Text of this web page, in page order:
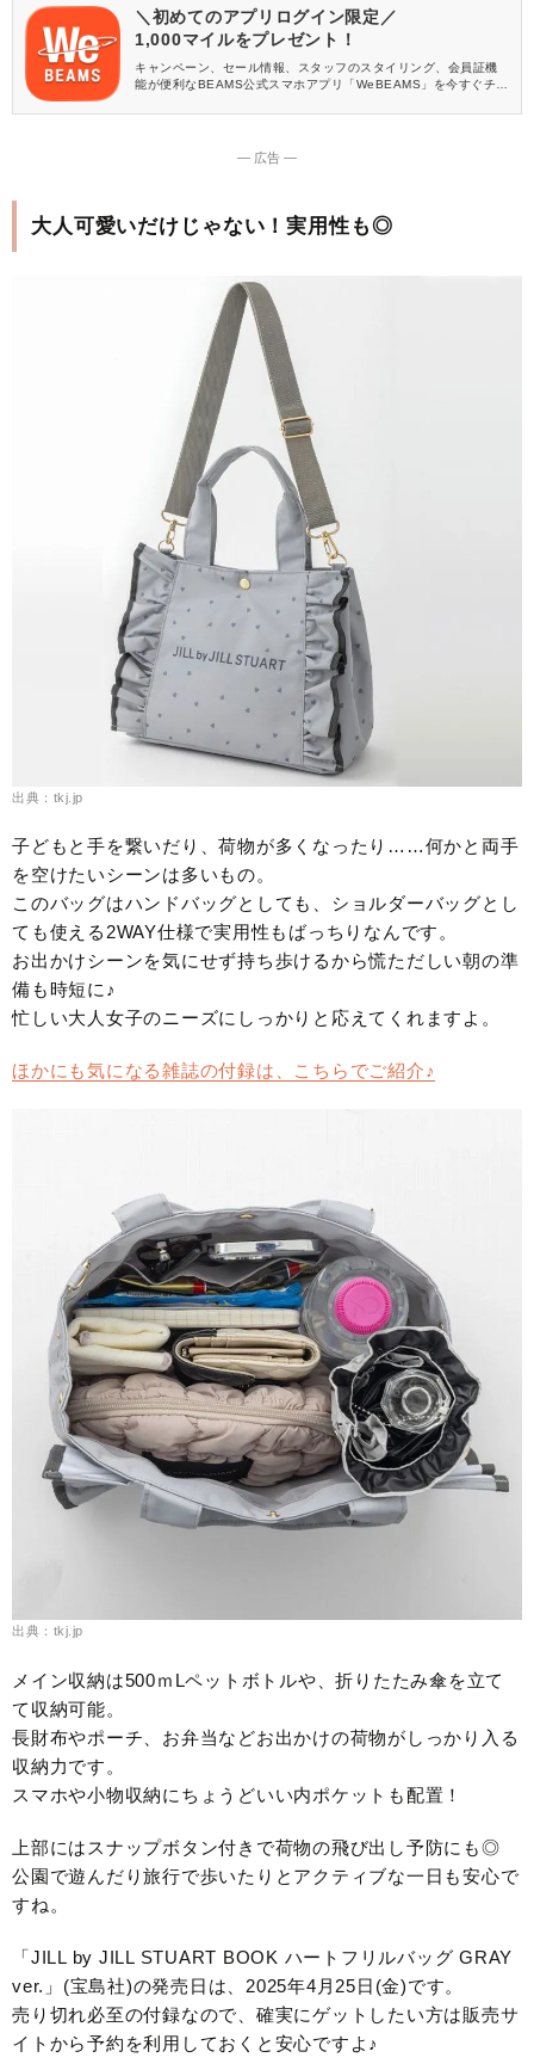
＼初めてのアプリログイン限定／
1,000マイルをプレゼント！
キャンペーン、セール情報、スタッフのスタイリング、会員証機
能が便利なBEAMS公式スマホアプリ「WeBEAMS」を今すぐチェ
― 広告 ―
大人可愛いだけじゃない！実用性も◎
出典：tkj.jp
子どもと手を繋いだり、荷物が多くなったり……何かと両手
を空けたいシーンは多いもの。
このバッグはハンドバッグとしても、ショルダーバッグとし
ても使える2WAY仕様で実用性もばっちりなんです。
お出かけシーンを気にせず持ち歩けるから慌ただしい朝の準
備も時短に♪
忙しい大人女子のニーズにしっかりと応えてくれますよ。
ほかにも気になる雑誌の付録は、こちらでご紹介♪
出典：tkj.jp
メイン収納は500ｍLペットボトルや、折りたたみ傘を立て
て収納可能。
長財布やポーチ、お弁当などお出かけの荷物がしっかり入る
収納力です。
スマホや小物収納にちょうどいい内ポケットも配置！
上部にはスナップボタン付きで荷物の飛び出し予防にも◎
公園で遊んだり旅行で歩いたりとアクティブな一日も安心で
すね。
「JILL by JILL STUART BOOK ハートフリルバッグ GRAY
ver.」(宝島社)の発売日は、2025年4月25日(金)です。
売り切れ必至の付録なので、確実にゲットしたい方は販売サ
イトから予約を利用しておくと安心ですよ♪